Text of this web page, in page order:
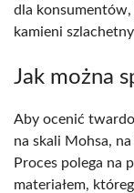
dla
kamieni
Jak można
Aby ocenić
na skali Mohsa,
Proces polega na
materiałem,